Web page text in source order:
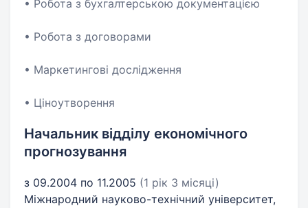
• Робота з бухгалтерською документацією
• Робота з договорами
• Маркетингові дослідження
• Ціноутворення
Начальник відділу економічного
прогнозування
з 09.2004 по 11.2005 (1 рік 3 місяці)
Міжнародний науково-технічний університет,